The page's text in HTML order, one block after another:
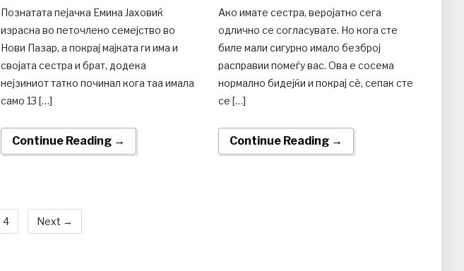
Познатата пејачка Емина Јаховиќ
израсна во петочлено семејство во
Нови Пазар, а покрај мајката ги има и
својата сестра и брат, додека
нејзиниот татко починал кога таа имала
само 13 […]
Continue Reading →
Ако имате сестра, веројатно сега
одлично се согласувате. Но кога сте
биле мали сигурно имало безброј
расправии помеѓу вас. Ова е сосема
нормално бидејќи и покрај сè, сепак сте
се […]
Continue Reading →
4 Next →